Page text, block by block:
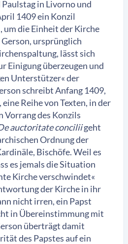
in Livorno und
1409 ein Konzil
, um die Einheit der Kirche
ursprünglich
lässt sich
Einigung überzeugen und
Unterstützer« der
schreibt Anfang 1409,
Reihe von Texten, in der
Vorrang des Konzils
auctoritate conciliigeht
Ordnung der
Bischöfe. Weil es
es jemals die Situation
Kirche verschwindet«
der Kirche in ihr
nicht irren, ein Papst
in Übereinstimmung mit
überträgt damit
des Papstes auf ein